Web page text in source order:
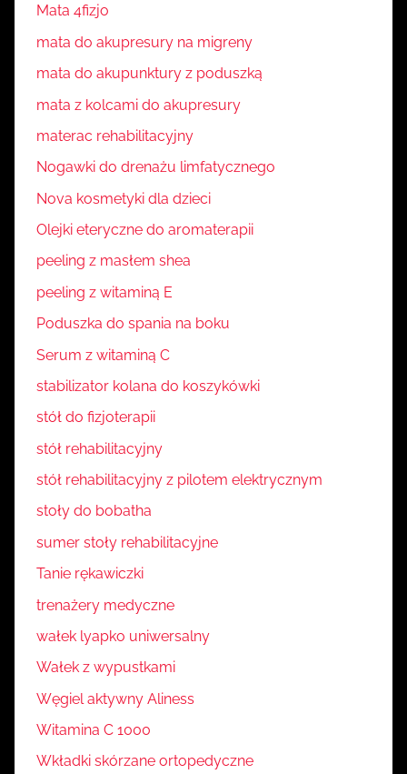
Mata 4fizjo
mata do akupresury na migreny
mata do akupunktury z poduszką
mata z kolcami do akupresury
materac rehabilitacyjny
Nogawki do drenażu limfatycznego
Nova kosmetyki dla dzieci
Olejki eteryczne do aromaterapii
peeling z masłem shea
peeling z witaminą E
Poduszka do spania na boku
Serum z witaminą C
stabilizator kolana do koszykówki
stół do fizjoterapii
stół rehabilitacyjny
stół rehabilitacyjny z pilotem elektrycznym
stoły do bobatha
sumer stoły rehabilitacyjne
Tanie rękawiczki
trenażery medyczne
wałek lyapko uniwersalny
Wałek z wypustkami
Węgiel aktywny Aliness
Witamina C 1000
Wkładki skórzane ortopedyczne